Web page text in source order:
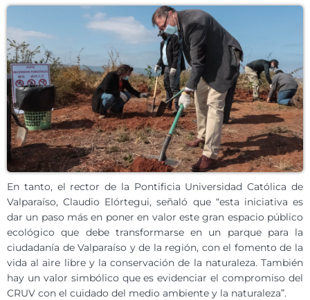
En tanto, el rector de la Pontificia Universidad Católica de
Valparaíso, Claudio Elórtegui, señaló que “esta iniciativa es
dar un paso más en poner en valor este gran espacio público
ecológico que debe transformarse en un parque para la
ciudadanía de Valparaíso y de la región, con el fomento de la
vida al aire libre y la conservación de la naturaleza. También
hay un valor simbólico que es evidenciar el compromiso del
CRUV con el cuidado del medio ambiente y la naturaleza”.